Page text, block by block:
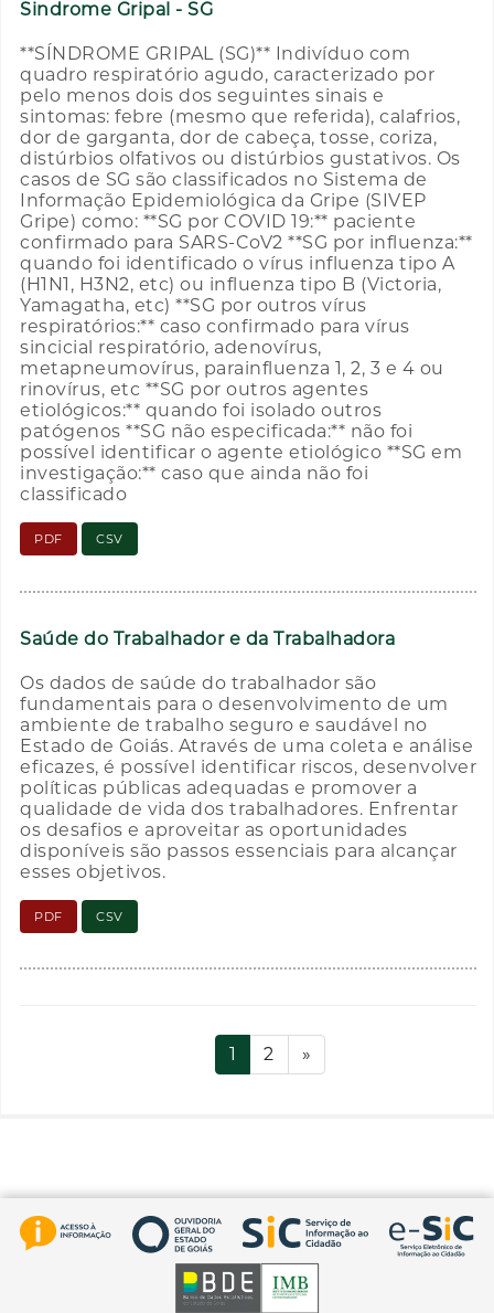
Sindrome Gripal - SG
**SÍNDROME GRIPAL (SG)** Indivíduo com
quadro respiratório agudo, caracterizado por
pelo menos dois dos seguintes sinais e
sintomas: febre (mesmo que referida), calafrios,
dor de garganta, dor de cabeça, tosse, coriza,
distúrbios olfativos ou distúrbios gustativos. Os
casos de SG são classificados no Sistema de
Informação Epidemiológica da Gripe (SIVEP
Gripe) como: **SG por COVID 19:** paciente
confirmado para SARS-CoV2 **SG por influenza:**
quando foi identificado o vírus influenza tipo A
(H1N1, H3N2, etc) ou influenza tipo B (Victoria,
Yamagatha, etc) **SG por outros vírus
respiratórios:** caso confirmado para vírus
sincicial respiratório, adenovírus,
metapneumovírus, parainfluenza 1, 2, 3 e 4 ou
rinovírus, etc **SG por outros agentes
etiológicos:** quando foi isolado outros
patógenos **SG não especificada:** não foi
possível identificar o agente etiológico **SG em
investigação:** caso que ainda não foi
classificado
PDF CSV
Saúde do Trabalhador e da Trabalhadora
Os dados de saúde do trabalhador são
fundamentais para o desenvolvimento de um
ambiente de trabalho seguro e saudável no
Estado de Goiás. Através de uma coleta e análise
eficazes, é possível identificar riscos, desenvolver
políticas públicas adequadas e promover a
qualidade de vida dos trabalhadores. Enfrentar
os desafios e aproveitar as oportunidades
disponíveis são passos essenciais para alcançar
esses objetivos.
PDF CSV
1 2 »